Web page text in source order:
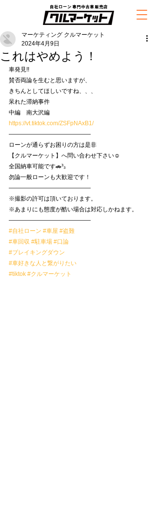
自社ローン専門中古車販売店
これはやめよう！
マーケティング クルマーケット
2024年4月9日
車発見!!
賛否両論を生むと思いますが、
きちんとしてほしいですね、、、
呆れた滞納事件
中編　南大沢編
https://vt.tiktok.com/ZSFpNAxB1/
——————————————
ローンが通らずお困りの方は是非
【クルマーケット】へ問い合わせ下さい☺️
全国納車可能です🚗³₃
勿論一般ローンも大歓迎です！
——————————————
※撮影の許可は頂いております。
※あまりにも態度が酷い場合は対応しかねます。
——————————————
#自社ローン #車屋 #盗難
#車回収 #駐車場 #口論
#ブレイキングダウン
#車好きな人と繋がりたい
#tiktok #クルマーケット